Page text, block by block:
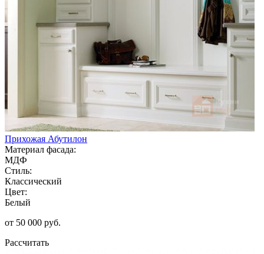
Прихожая Абутилон
Материал фасада:
МДФ
Стиль:
Классический
Цвет:
Белый
от 50 000 руб.
Рассчитать